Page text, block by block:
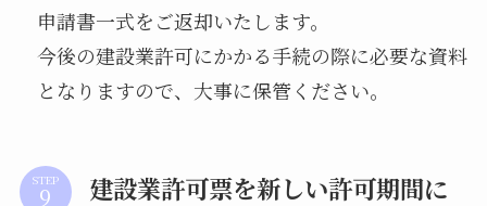
申請書一式をご返却いたします。
今後の建設業許可にかかる手続の際に必要な資料
となりますので、大事に保管ください。
STEP
建設業許可票を新しい許可期間に